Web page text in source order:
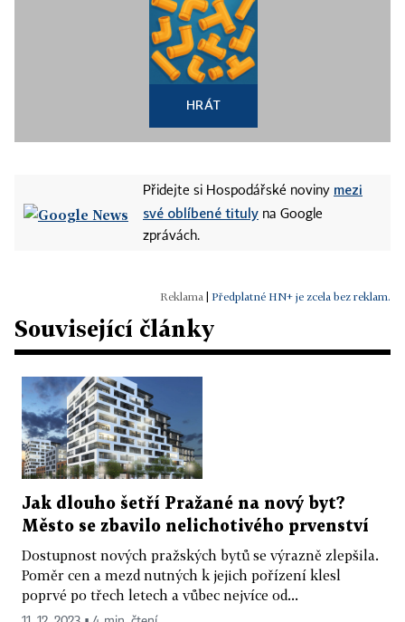
HRÁT
Přidejte si Hospodářské noviny mezi
své oblíbené tituly na Google
zprávách.
Předplatné HN+ je zcela bez reklam.
Související články
Jak dlouho šetří Pražané na nový byt?
Město se zbavilo nelichotivého prvenství
Dostupnost nových pražských bytů se výrazně zlepšila.
Poměr cen a mezd nutných k jejich pořízení klesl
poprvé po třech letech a vůbec nejvíce od...